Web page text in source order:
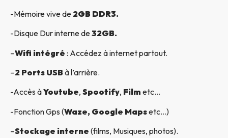
-Mémoire vive de 2GB DDR3.
-Disque Dur interne de32GB.
–Wifi intégré : Accédez à internet partout.
–2 Ports USBà l’arrière.
-Accès àYoutube, Spootify, Film etc…
-Fonction Gps (Waze, Google Mapsetc…)
–Stockage interne (films, Musiques, photos).